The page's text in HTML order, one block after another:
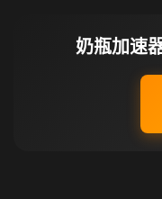
奶瓶加速